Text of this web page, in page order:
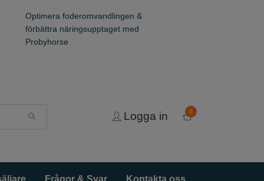
Optimera foderomvandlingen &
förbättra näringsupptaget med
Probyhorse
Logga in 0
Frågor & Svar Kontakta oss